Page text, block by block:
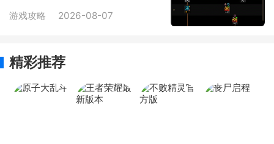
游戏攻略 2026-08-07
精彩推荐